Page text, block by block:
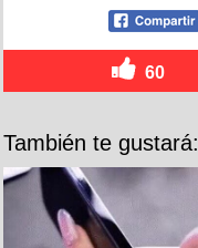
60
También te gustará: